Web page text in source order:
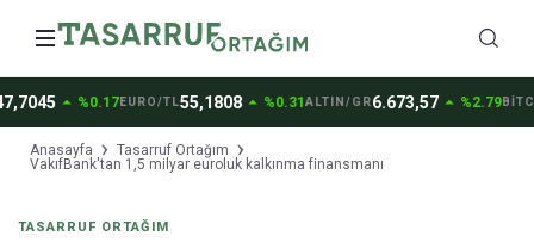
arrow_drop_up%0.17EURO/TL55,1808arrow_drop_up%0.31ALTIN/GR6.673,57arrow_drop_up%2.79
Anasayfa
Tasarruf Ortağım
VakıfBank'tan 1,5 milyar euroluk kalkınma finansmanı
TASARRUF ORTAĞIM